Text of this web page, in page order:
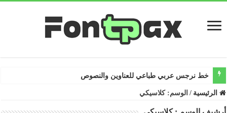
خط نرجس عربي طباعي للعناوين والنصوص
الرئيسية / الوسم:كلاسيكي